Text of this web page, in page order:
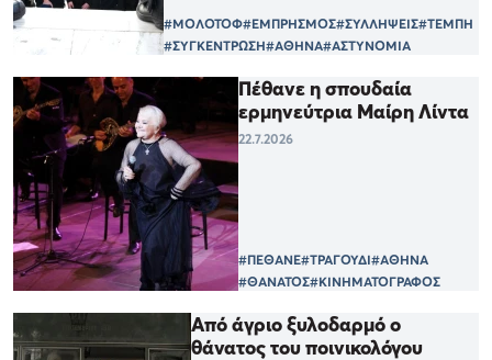
#ΜΟΛΟΤΟΦ#ΕΜΠΡΗΣΜΟΣ#ΣΥΛΛΗΨΕΙΣ#ΤΕΜΠΗ
#ΣΥΓΚΕΝΤΡΩΣΗ#ΑΘΗΝΑ#ΑΣΤΥΝΟΜΙΑ
Πέθανε η σπουδαία
ερμηνεύτρια Μαίρη Λίντα
22.7.2026
#ΠΕΘΑΝΕ#ΤΡΑΓΟΥΔΙ#ΑΘΗΝΑ
#ΘΑΝΑΤΟΣ#ΚΙΝΗΜΑΤΟΓΡΑΦΟΣ
Από άγριο ξυλοδαρμό ο
θάνατος του ποινικολόγου